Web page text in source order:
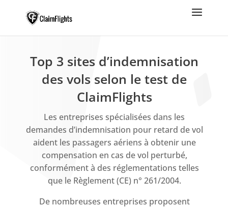
Top 3 sites d’indemnisation
des vols selon le test de
ClaimFlights
Les entreprises spécialisées dans les
demandes d’indemnisation pour retard de vol
aident les passagers aériens à obtenir une
compensation en cas de vol perturbé,
conformément à des réglementations telles
que le Règlement (CE) n° 261/2004.
De nombreuses entreprises proposent